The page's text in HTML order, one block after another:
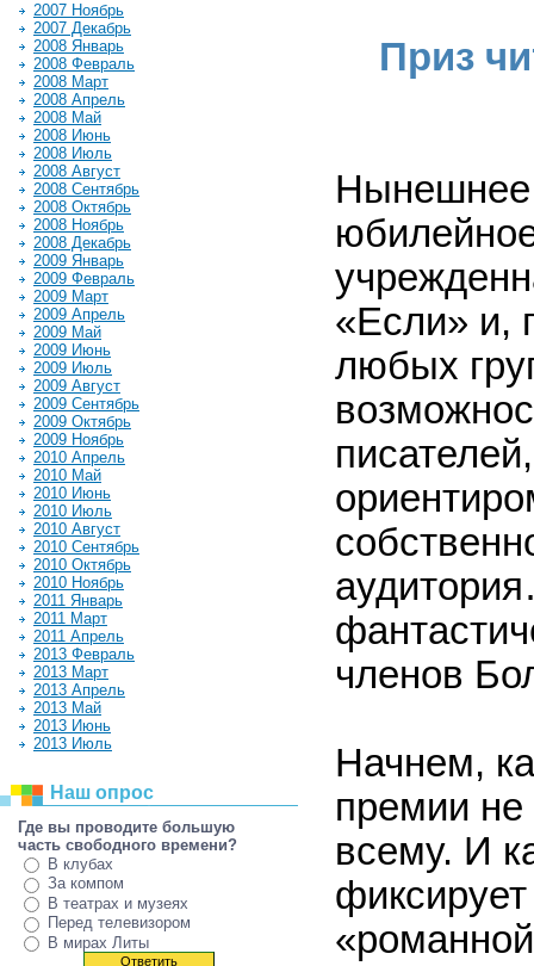
2007 Ноябрь
2007 Декабрь
2008 Январь
2008 Февраль
2008 Март
2008 Апрель
2008 Май
2008 Июнь
2008 Июль
2008 Август
2008 Сентябрь
2008 Октябрь
2008 Ноябрь
2008 Декабрь
2009 Январь
2009 Февраль
2009 Март
2009 Апрель
2009 Май
2009 Июнь
2009 Июль
2009 Август
2009 Сентябрь
2009 Октябрь
2009 Ноябрь
2010 Апрель
2010 Май
2010 Июнь
2010 Июль
2010 Август
2010 Сентябрь
2010 Октябрь
2010 Ноябрь
2011 Январь
2011 Март
2011 Апрель
2013 Февраль
2013 Март
2013 Апрель
2013 Май
2013 Июнь
2013 Июль
Наш опрос
Где вы проводите большую
часть свободного времени?
В клубах
За компом
В театрах и музеях
Перед телевизором
В мирах Литы
Приз
Нынешнее
«Если» и,
любых
членов
Начнем,
премии не
всему. И